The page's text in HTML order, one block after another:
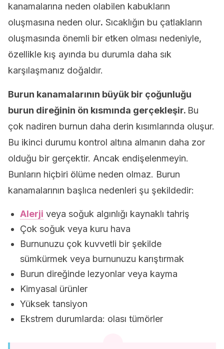
kanamalarına neden olabilen kabukların
oluşmasına neden olur. Sıcaklığın bu çatlakların
oluşmasında önemli bir etken olması nedeniyle,
özellikle kış ayında bu durumla daha sık
karşılaşmanız doğaldır.
Burun kanamalarının büyük bir çoğunluğu
burun direğinin ön kısmında gerçekleşir. Bu
çok nadiren burnun daha derin kısımlarında oluşur.
Bu ikinci durumu kontrol altına almanın daha zor
olduğu bir gerçektir. Ancak endişelenmeyin.
Bunların hiçbiri ölüme neden olmaz. Burun
kanamalarının başlıca nedenleri şu şekildedir:
Alerji veya soğuk algınlığı kaynaklı tahriş
Çok soğuk veya kuru hava
Burnunuzu çok kuvvetli bir şekilde
sümkürmek veya burnunuzu karıştırmak
Burun direğinde lezyonlar veya kayma
Kimyasal ürünler
Yüksek tansiyon
Ekstrem durumlarda: olası tümörler